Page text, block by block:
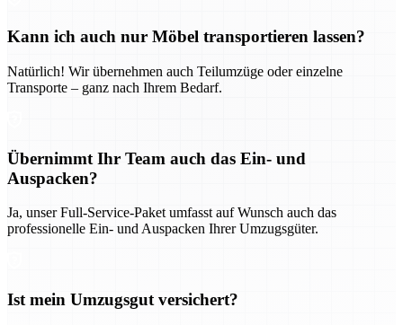
Kann ich auch nur Möbel transportieren lassen?
Natürlich! Wir übernehmen auch Teilumzüge oder einzelne
Transporte – ganz nach Ihrem Bedarf.
Übernimmt Ihr Team auch das Ein- und
Auspacken?
Ja, unser Full-Service-Paket umfasst auf Wunsch auch das
professionelle Ein- und Auspacken Ihrer Umzugsgüter.
Ist mein Umzugsgut versichert?